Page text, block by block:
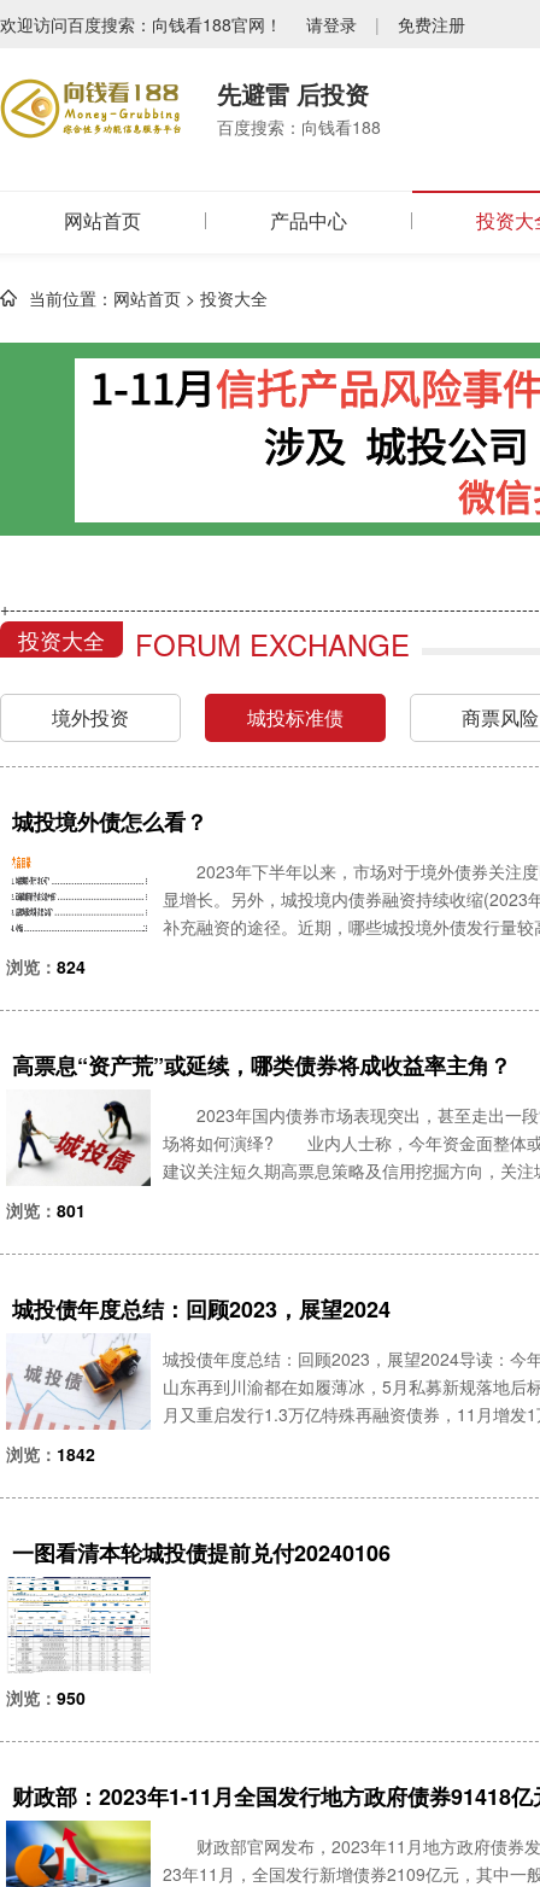
欢迎访问百度搜索：向钱看188官网！ 请登录 | 免费注册
先避雷 后投资
百度搜索：向钱看188
网站首页 产品中心 投资大
当前位置： 网站首页 > 投资大全
投资大全 FORUM EXCHANGE
境外投资 城投标准债 商票风险
城投境外债怎么看？
2023年下半年以来，市场对于境外债券关注度
显增长。另外，城投境内债券融资持续收缩
补充融资的途径。近期，哪些城投境外债发行量
浏览： 824
高票息“资产荒”或延续，哪类债券将成收益率主角？
2023年国内债券市场表现突出，甚至走出一段
场将如何演绎? 业内人士称，今年资金面整体
建议关注短久期高票息策略及信用挖掘方向，
浏览： 801
城投债年度总结：回顾2023，展望2024
城投债年度总结：回顾2023，展望2024导读：今
山东再到川渝都在如履薄冰，5月私募新规落地
月又重启发行1.3万亿特殊再融资债券，11月增
浏览： 1842
一图看清本轮城投债提前兑付20240106
浏览： 950
财政部：2023年1-11月全国发行地方政府债券91418亿
财政部官网发布，2023年11月地方政府债券
23年11月，全国发行新增债券2109亿元，其中一